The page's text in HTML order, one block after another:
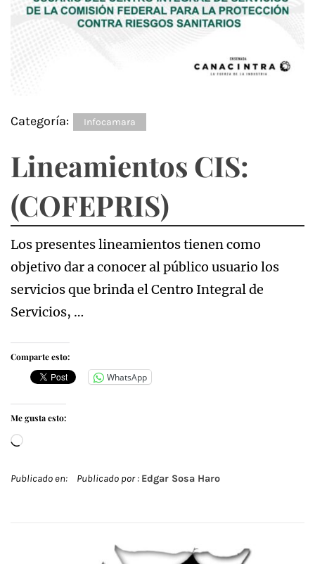
Categoría: Infocamara
Lineamientos CIS:
(COFEPRIS)
Los presentes lineamientos tienen como
objetivo dar a conocer al público usuario los
servicios que brinda el Centro Integral de
Servicios, …
Comparte esto:
WhatsApp
Me gusta esto:
Cargando...
Publicado en: Publicado por : Edgar Sosa Haro